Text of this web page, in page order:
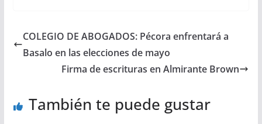
COLEGIO DE ABOGADOS: Pécora enfrentará a
Basalo en las elecciones de mayo
Firma de escrituras en Almirante Brown
También te puede gustar